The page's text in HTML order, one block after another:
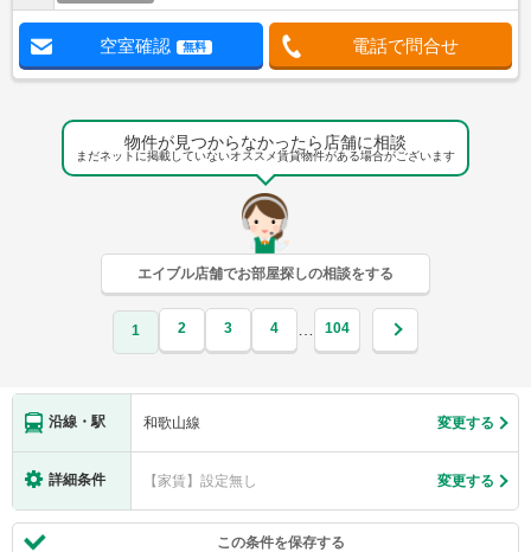
空室確認 無料 電話で問合せ
物件が見つからなかったら店舗に相談
まだネットに掲載していないオススメ賃貸物件がある場合がございます
エイブル店舗でお部屋探しの相談をする
1 2 3 4 … 104
沿線・駅 和歌山線 変更する
詳細条件 【家賃】設定無し 変更する
この条件を保存する